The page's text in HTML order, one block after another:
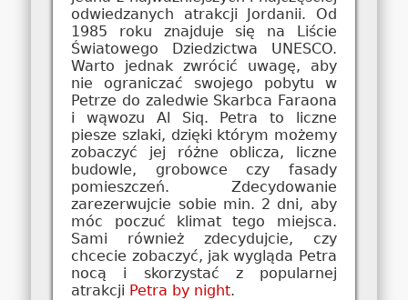
odwiedzanych atrakcji Jordanii. Od
1985 roku znajduje się na Liście
Światowego Dziedzictwa UNESCO.
Warto jednak zwrócić uwagę, aby
nie ograniczać swojego pobytu w
Petrze do zaledwie Skarbca Faraona
i wąwozu Al Siq. Petra to liczne
piesze szlaki, dzięki którym możemy
zobaczyć jej różne oblicza, liczne
budowle, grobowce czy fasady
pomieszczeń. Zdecydowanie
zarezerwujcie sobie min. 2 dni, aby
móc poczuć klimat tego miejsca.
Sami również zdecydujcie, czy
chcecie zobaczyć, jak wygląda Petra
nocą i skorzystać z popularnej
atrakcji Petra by night.